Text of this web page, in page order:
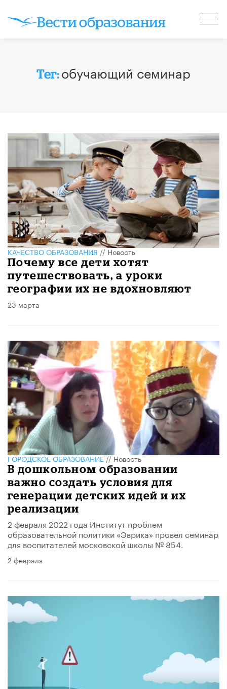
Тег:обучающий семинар
КАЧЕСТВО ОБРАЗОВАНИЯ//Новость
Почему все дети хотят
путешествовать, а уроки
географии их не вдохновляют
23 марта
ГОРОДСКОЕ ОБРАЗОВАНИЕ//Новость
В дошкольном образовании
важно создать условия для
генерации детских идей и их
реализации
2 февраля 2022 года Институт проблем
образовательной политики «Эврика» провел семинар
для воспитателей московской школы № 854.
2 февраля